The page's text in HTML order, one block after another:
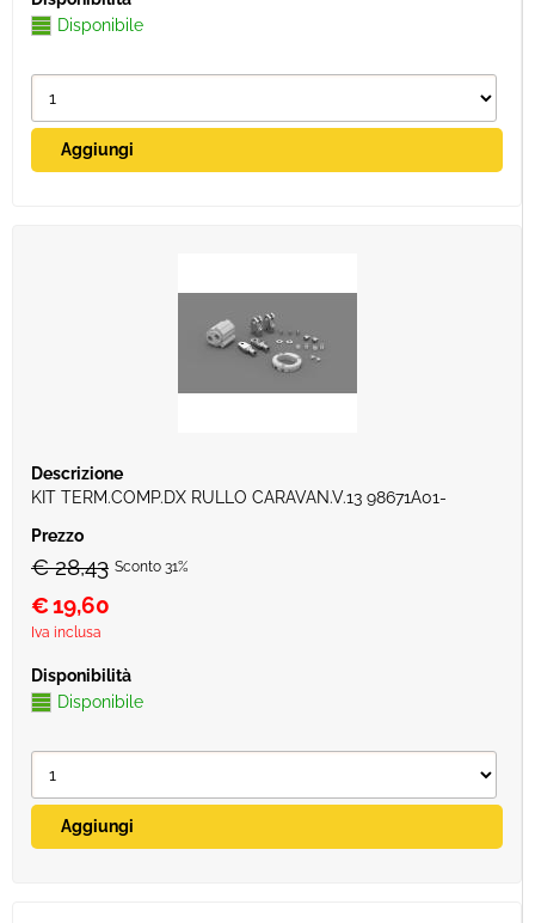
Disponibile
KIT TERM.COMP.DX RULLO CARAVAN.V.13 98671A01-
€ 28,43 Sconto 31%
€19,60
Iva inclusa
Disponibile